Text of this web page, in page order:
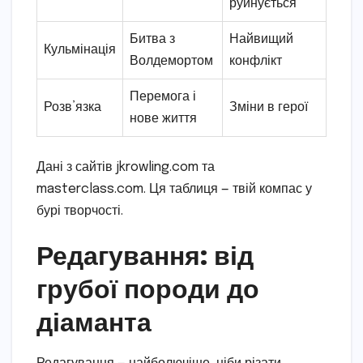
руйнується
Кульмінація
Битва з
Волдемортом
Найвищий
конфлікт
Розв’язка
Перемога і
нове життя
Зміни в герої
Дані з сайтів jkrowling.com та
masterclass.com. Ця таблиця — твій компас у
бурі творчості.
Редагування: від
грубої породи до
діаманта